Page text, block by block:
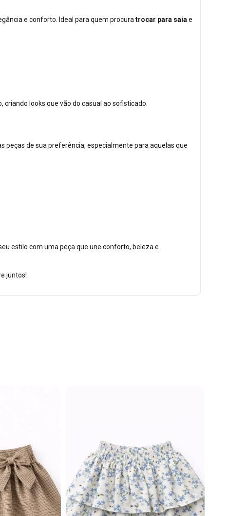
e conforto. Ideal para quem procura trocar para saia e
looks que vão do casual ao sofisticado.
peças de sua preferência, especialmente para aquelas que
estilo com uma peça que une conforto, beleza e
juntos!